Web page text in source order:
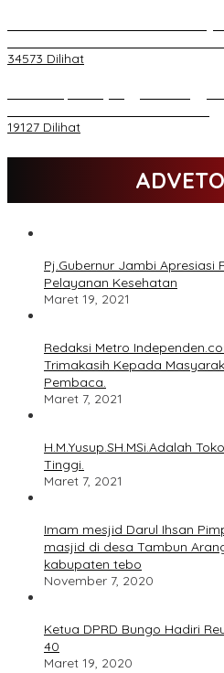
34573 Dilihat
19127 Dilihat
Pj.Gubernur Jambi Apresiasi
Pelayanan Kesehatan
Maret 19, 2021
Redaksi Metro
Trimakasih Kepada
Pembaca.
Maret 7, 2021
H.M.Yusup.SH.MSi.Adalah
Tinggi.
Maret 7, 2021
Imam mesjid Darul Ihsan
masjid di desa Tambun
kabupaten tebo
November 7, 2020
Ketua DPRD Bungo Hadiri
40
Maret 19, 2020